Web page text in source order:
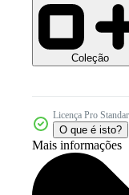
Coleção
Licença Pro
O que é isto?
Mais informações